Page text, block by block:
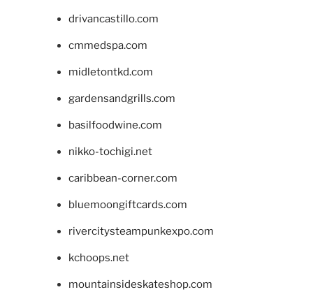
drivancastillo.com
cmmedspa.com
midletontkd.com
gardensandgrills.com
basilfoodwine.com
nikko-tochigi.net
caribbean-corner.com
bluemoongiftcards.com
rivercitysteampunkexpo.com
kchoops.net
mountainsideskateshop.com